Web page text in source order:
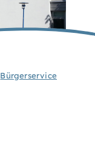
Bürgerservice